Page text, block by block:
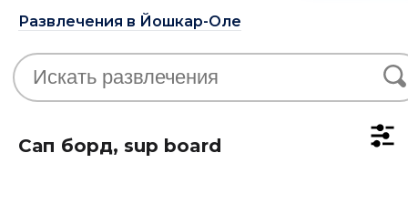
Развлечения в Йошкар-Оле
Сап борд, sup board